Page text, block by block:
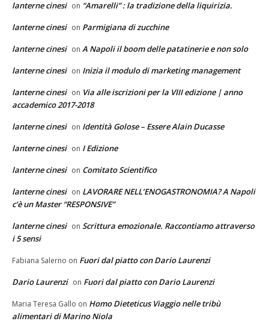
lanterne cinesi on “Amarelli” : la tradizione della liquirizia.
lanterne cinesi on Parmigiana di zucchine
lanterne cinesi on A Napoli il boom delle patatinerie e non solo
lanterne cinesi on Inizia il modulo di marketing management
lanterne cinesi on Via alle iscrizioni per la VIII edizione | anno
accademico 2017-2018
lanterne cinesi on Identità Golose – Essere Alain Ducasse
lanterne cinesi on I Edizione
lanterne cinesi on Comitato Scientifico
lanterne cinesi on LAVORARE NELL’ENOGASTRONOMIA? A Napoli
c’è un Master “RESPONSIVE”
lanterne cinesi on Scrittura emozionale. Raccontiamo attraverso
i 5 sensi
Fabiana Salerno on Fuori dal piatto con Dario Laurenzi
Dario Laurenzi on Fuori dal piatto con Dario Laurenzi
Maria Teresa Gallo on Homo Dieteticus Viaggio nelle tribù
alimentari di Marino Niola